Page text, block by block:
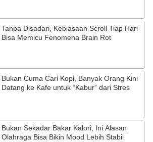
Tanpa Disadari, Kebiasaan Scroll Tiap Hari
Bisa Memicu Fenomena Brain Rot
Bukan Cuma Cari Kopi, Banyak Orang Kini
Datang ke Kafe untuk “Kabur” dari Stres
Bukan Sekadar Bakar Kalori, Ini Alasan
Olahraga Bisa Bikin Mood Lebih Stabil